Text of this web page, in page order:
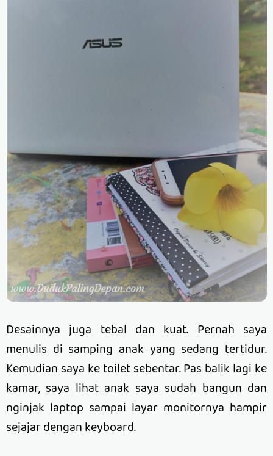
Desainnya juga tebal dan kuat. Pernah saya
menulis di samping anak yang sedang tertidur.
Kemudian saya ke toilet sebentar. Pas balik lagi ke
kamar, saya lihat anak saya sudah bangun dan
nginjak laptop sampai layar monitornya hampir
sejajar dengan keyboard.